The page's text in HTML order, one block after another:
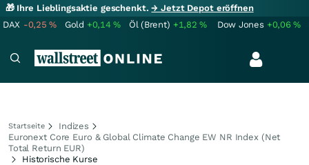
🎁 Ihre Lieblingsaktie geschenkt.→ Jetzt Depot eröffnen
DAX -0,25% Gold +0,14% Öl (Brent) +1,82% Dow Jones +0,06%
Startseite
Indizes
Euronext Core Euro & Global Climate Change EW NR Index (Net
Total Return EUR)
Historische Kurse